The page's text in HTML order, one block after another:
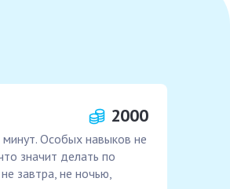
2000
Особых навыков не
значит делать по
завтра, не ночью,